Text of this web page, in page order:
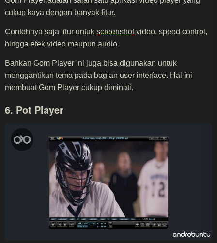
cukup kaya dengan banyak fitur.
Contohnya saja fitur untuk screenshotvideo, speed control,
hingga efek video maupun audio.
Bahkan Gom Player ini juga bisa digunakan untuk
menggantikan tema pada bagian user interface. Hal ini
membuat Gom Player cukup diminati.
6. Pot Player